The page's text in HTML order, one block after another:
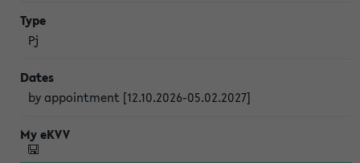
Pj
by appointment [12.10.2026-05.02.2027]